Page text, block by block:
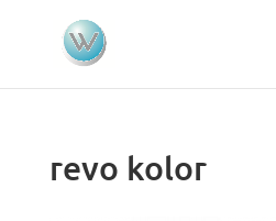
revo kolor